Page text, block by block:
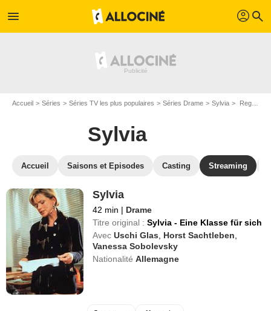
menu profil search
Accueil Séries Séries TV les plus populaires Séries Drame Sylvia Regarder Sylvia en SVOD
Sylvia
Accueil Saisons et Episodes Casting Streaming
Sylvia
42 min | Drame
Titre original : Sylvia - Eine Klasse für sich
Avec Uschi Glas Horst Sachtleben
Vanessa Sobolevsky
Nationalité Allemagne